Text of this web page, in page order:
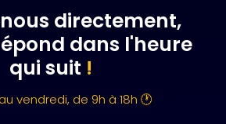
directement,
dans l'heure
qui suit !
vendredi, de 9h à 18h 🕐